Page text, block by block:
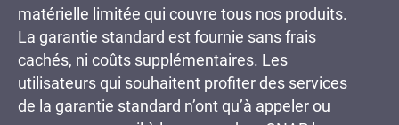
matérielle limitée qui couvre tous nos produits.
La garantie standard est fournie sans frais
cachés, ni coûts supplémentaires. Les
utilisateurs qui souhaitent profiter des services
de la garantie standard n’ont qu’à appeler ou